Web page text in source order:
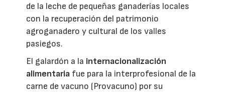
de la leche de pequeñas ganaderías locales
con la recuperación del patrimonio
agroganadero y cultural de los valles
pasiegos.
El galardón a la internacionalización
alimentaria fue para la interprofesional de la
carne de vacuno (Provacuno) por su